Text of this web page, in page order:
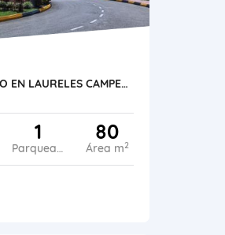
VENTA DE APARTAMENTO EN LAURELES CAMPESTRE- MEDELLIN
1
Parqueadero
80
Área m2